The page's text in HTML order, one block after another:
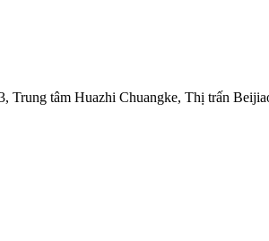
Trung tâm Huazhi Chuangke, Thị trấn